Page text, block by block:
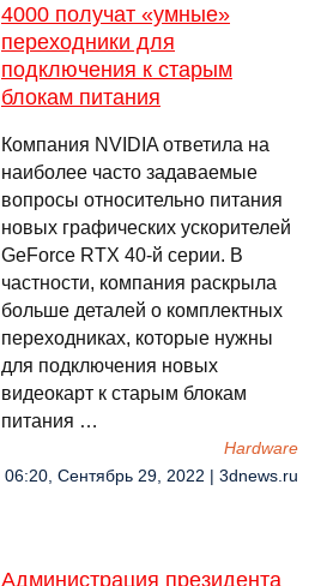
4000 получат «умные»
переходники для
подключения к старым
блокам питания
Компания NVIDIA ответила на
наиболее часто задаваемые
вопросы относительно питания
новых графических ускорителей
GeForce RTX 40-й серии. В
частности, компания раскрыла
больше деталей о комплектных
переходниках, которые нужны
для подключения новых
видеокарт к старым блокам
питания …
Hardware
06:20, Сентябрь 29, 2022 | 3dnews.ru
Администрация президента